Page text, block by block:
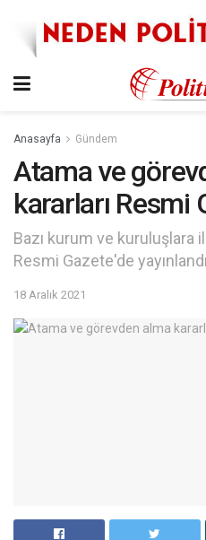
Anasayfa Gündem
Atama ve
kararları Resmi
Bazı kurum ve kuruluşlara
Resmi Gazete'de
18 Aralık 2021